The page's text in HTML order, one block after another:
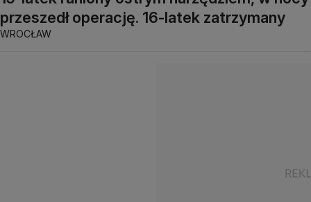
przeszedł operację. 16-latek zatrzymany
WROCŁAW